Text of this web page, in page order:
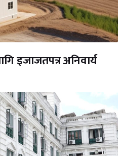
इजाजतपत्र अनिवार्य